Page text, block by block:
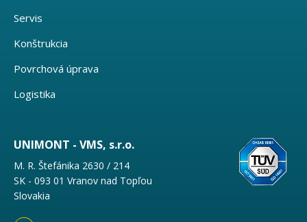
Servis
Konštrukcia
Povrchová úprava
Logistika
UNIMONT - VMS, s.r.o.
M. R. Štefánika 2630 / 214
SK - 093 01 Vranov nad Topľou
Slovakia